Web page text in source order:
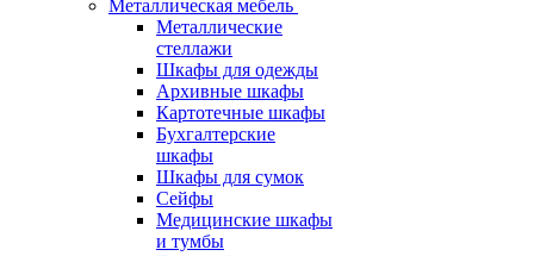
Металлическая мебель
Металлические
стеллажи
Шкафы для одежды
Архивные шкафы
Картотечные шкафы
Бухгалтерские
шкафы
Шкафы для сумок
Сейфы
Медицинские шкафы
и тумбы